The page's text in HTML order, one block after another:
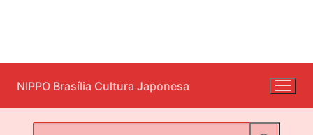
para
o
conteúdo
NIPPO Brasília Cultura Japonesa